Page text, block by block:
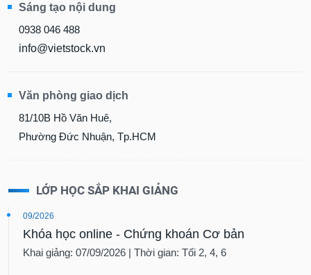
Sáng tạo nội dung
0938 046 488
info@vietstock.vn
Văn phòng giao dịch
81/10B Hồ Văn Huê,
Phường Đức Nhuận, Tp.HCM
LỚP HỌC SẮP KHAI GIẢNG
09/2026
Khóa học online - Chứng khoán Cơ bản
Khai giảng: 07/09/2026 | Thời gian: Tối 2, 4, 6